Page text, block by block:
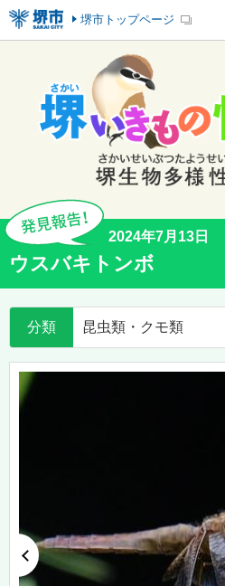
堺市トップページ
2024年7月13日
ウスバキトンボ
分類 昆虫類・クモ類